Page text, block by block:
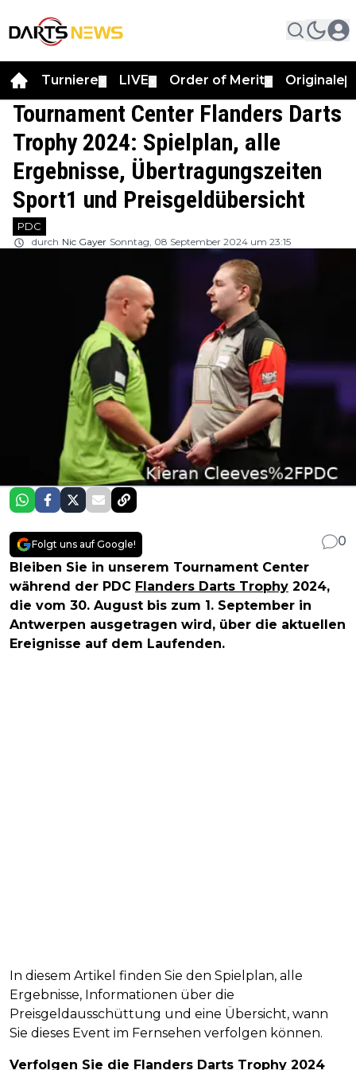
Turniere LIVE Order of Merit Originale
Tournament Center Flanders Darts
Trophy 2024: Spielplan, alle
Ergebnisse, Übertragungszeiten
Sport1 und Preisgeldübersicht
PDC
durch Nic Gayer Sonntag, 08 September 2024 um 23:15
Folgt uns auf Google!
0
Bleiben Sie in unserem Tournament Center
während der PDC Flanders Darts Trophy 2024,
die vom 30. August bis zum 1. September in
Antwerpen ausgetragen wird, über die aktuellen
Ereignisse auf dem Laufenden.
In diesem Artikel finden Sie den Spielplan, alle
Ergebnisse, Informationen über die
Preisgeldausschüttung und eine Übersicht, wann
Sie dieses Event im Fernsehen verfolgen können.
Verfolgen Sie die Flanders Darts Trophy 2024